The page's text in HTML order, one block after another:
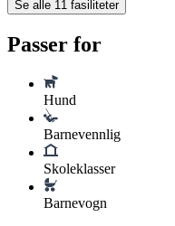
Se alle 11 fasiliteter
Passer for
Hund
Barnevennlig
Skoleklasser
Barnevogn